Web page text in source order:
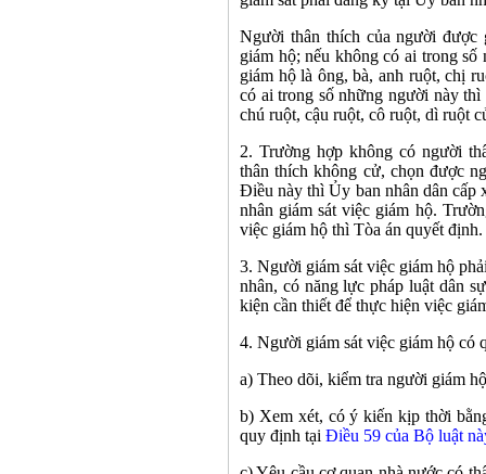
Người thân thích của người được
giám hộ; nếu không có ai trong
giám hộ là ông, bà, anh ruột, chị
có ai trong số những người này
chú ruột, cậu ruột, cô ruột, dì ruột
2. Trường hợp không có người
thân thích không cử, chọn được
Điều này thì Ủy ban nhân dân cấp
nhân giám sát việc giám hộ.
việc giám hộ thì Tòa án quyết định.
3. Người giám sát việc giám hộ
nhân, có năng lực pháp luật dân
kiện cần thiết để thực hiện việc
4. Người giám sát việc giám hộ có
a) Theo dõi, kiểm tra người giám
b) Xem xét, có ý kiến kịp thời
quy định tại Điều 59 của Bộ luật